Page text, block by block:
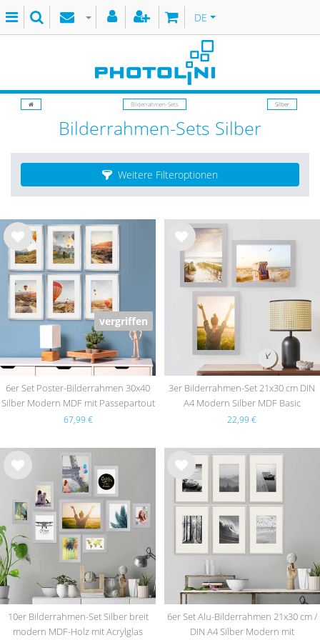
DE
Bilderrahmen-Sets Silber
Bilderrahmen-Sets Silber
Weitere Filteroptionen
Wu
nsc
hlist
e
vergriffen
6er Set Poster-Bilderrahmen 30x40
Silber Modern MDF mit Passepartout
67,99 €
Wu
nsc
hlist
e
3er Bilderrahmen-Set 21x30 cm DIN
A4 Modern Silber MDF Basic
Collection | Acrylglas
22,99 €
Wu
hlist
e
10er Bilderrahmen-Set Silber breit
modern MDF-Holz mit Acrylglas
Wu
nsc
hlist
e
6er Set Alu-Bilderrahmen 21x30 cm /
DIN A4 Silber Modern mit